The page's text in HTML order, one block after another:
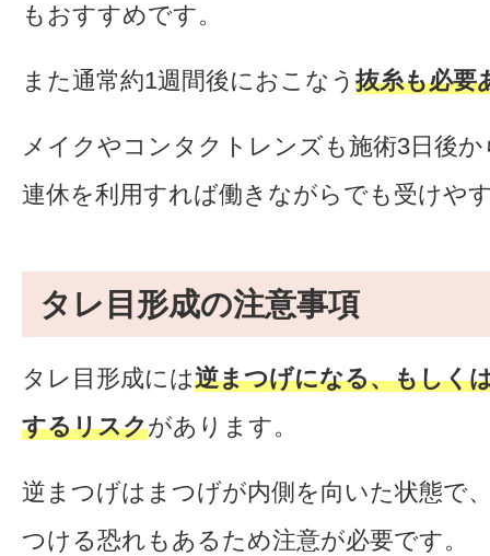
もおすすめです。
また通常約1週間後におこなう 抜糸も必要
メイクやコンタクトレンズも施術3日後
連休を利用すれば働きながらでも受けや
タレ目形成の注意事項
タレ目形成には逆まつげになる、もしく
するリスクがあります。
逆まつげはまつげが内側を向いた状態で
つける恐れもあるため注意が必要です。